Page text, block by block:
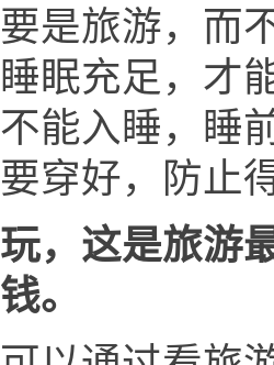
要是旅游，而
睡眠充足，才
不能入睡，睡
要穿好，防止
玩，这是旅游
钱。